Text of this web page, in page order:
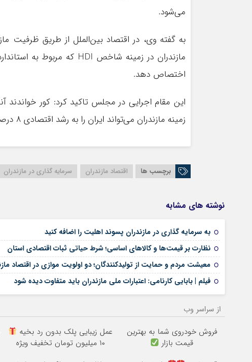
می‌شود.
به گفته وی، در اقتصاد بین‌الملل از طریق ظرفیت
اختصاص دهد.
این مقام اجرایی در مجلس تاکید کرد: کور خواندند
زمینه مازندران می‌تواند ایران را به رشد اقتصادی ۸ درصد نزدیک کند.
برچسب ها اقتصاد مازندران سرمایه گذاری در مازندران
نوشته های مشابه
به سرمایه گذاری در مازندران پسوند اهلیت را اضافه کنید
نظارت بر قیمت‌ها و کالاهای اساسی؛ شرط حیاتی ثبات اقتصادی استان
معیشت مردم و حمایت از تولیدکنندگان؛ دو اولویت موازی در اقتصاد
فیلم | بابایی کارنامی: اعتبارات ملی مازندران باید متفاوت دیده شود
از سراسر وب
فروش خودروی شما به بهترین
قیمت بازار
عمل زیبایی پلک بدون رد بخیه
۱۰ میلیون تومان تخفیف ویژه